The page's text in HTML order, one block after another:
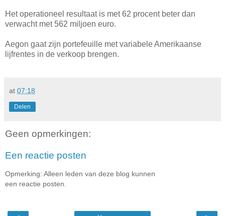
Het operationeel resultaat is met 62 procent beter dan
verwacht met 562 miljoen euro.
Aegon gaat zijn portefeuille met variabele Amerikaanse
lijfrentes in de verkoop brengen.
at 07:18
Delen
Geen opmerkingen:
Een reactie posten
Opmerking: Alleen leden van deze blog kunnen
een reactie posten.